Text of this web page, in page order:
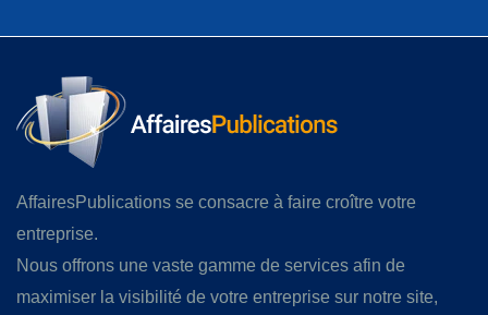
AffairesPublications se consacre à faire croître votre
entreprise.
Nous offrons une vaste gamme de services afin de
maximiser la visibilité de votre entreprise sur notre site,